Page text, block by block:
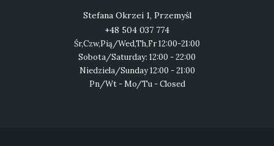
Stefana Okrzei 1, Przemyśl
+48 504 037 774
Śr,Czw,Pią/Wed,Th,Fr 12:00-21:00
Sobota/Saturday: 12:00 - 22:00
Niedziela/Sunday 12:00 - 21:00
Pn/Wt - Mo/Tu - Closed